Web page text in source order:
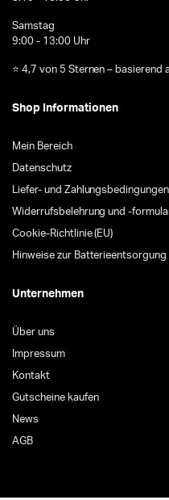
Samstag
9:00 - 13:00 Uhr
⭐ 4,7 von 5 Sternen –
Shop Informationen
Mein Bereich
Datenschutz
Liefer- und Zahlungsbedingungen
Widerrufsbelehrung und -
Cookie-Richtlinie (EU)
Hinweise zur Batterieentsorgung
Unternehmen
Über uns
Impressum
Kontakt
Gutscheine kaufen
News
AGB